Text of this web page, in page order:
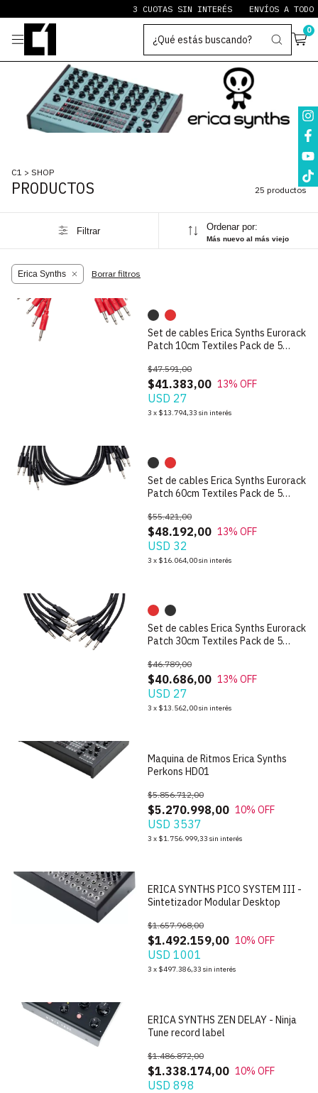
3 CUOTAS SIN INTERÉS ENVÍOS A TODO
0
C1 > SHOP
PRODUCTOS 25 productos
Filtrar Ordenar por:
Más nuevo al más viejo
Erica Synths Borrar filtros
1/6
Set de cables Erica Synths Eurorack
Patch 10cm Textiles Pack de 5
$41.383,00
$47.591,00
13% OFF
USD 27
3 x $13.794,33 sin interés
Set de cables Erica Synths Eurorack
Patch 60cm Textiles Pack de 5
$48.192,00
$55.421,00
13% OFF
USD 32
3 x $16.064,00sin interés
Set de cables Erica Synths Eurorack
Patch 30cm Textiles Pack de 5
$40.686,00
$46.789,00
13% OFF
USD 27
3 x $13.562,00sin interés
Maquina de Ritmos Erica Synths
Perkons HD01
$5.270.998,00
$5.856.712,00
10% OFF
USD 3537
3 x $1.756.999,33 sin interés
ERICA SYNTHS PICO SYSTEM III -
Sintetizador Modular Desktop
$1.492.159,00
$1.657.968,00
10% OFF
USD 1001
3 x $497.386,33 sin interés
ERICA SYNTHS ZEN DELAY - Ninja
Tune record label
$1.338.174,00
$1.486.872,00
10% OFF
USD 898